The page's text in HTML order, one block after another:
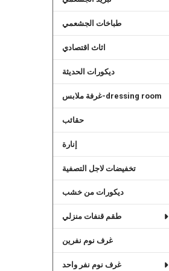
طباخات الجشعمي
اثاث اقتصادي
ديكورات الحديثة
غرفة ملابس-dressing room
حقائب
إنارة
تخفيضات لاجل التصفية
ديكورات من خشب
طقم قنفات منزلي
غرف نوم نفرين
غرف نوم نفر واحد